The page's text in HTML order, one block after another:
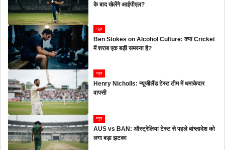
के बाद खेलेंगे आईपीएल?
न्यूज
Ben Stokes on Alcohol Culture: क्या Cricket
में शराब एक बड़ी समस्या है?
न्यूज
Henry Nicholls: न्यूजीलैंड टेस्ट टीम में धमाकेदार
वापसी
न्यूज
AUS vs BAN: ऑस्ट्रेलिया टेस्ट से पहले बांग्लादेश को
लगा बड़ा झटका